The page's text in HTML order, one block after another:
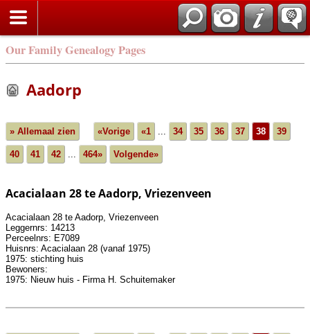
Our Family Genealogy Pages
Aadorp
» Allemaal zien «Vorige «1 ... 34 35 36 37 38 39
40 41 42 ... 464» Volgende»
Acacialaan 28 te Aadorp, Vriezenveen
Acacialaan 28 te Aadorp, Vriezenveen
Leggernrs: 14213
Perceelnrs: E7089
Huisnrs: Acacialaan 28 (vanaf 1975)
1975: stichting huis
Bewoners:
1975: Nieuw huis - Firma H. Schuitemaker